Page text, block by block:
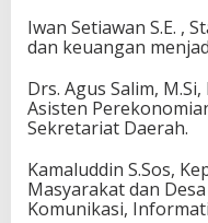
Iwan Setiawan S.E. ,
dan keuangan
Drs. Agus Salim,
Asisten
Sekretariat Daerah.
Kamaluddin S.Sos,
Masyarakat dan
Komunikasi,